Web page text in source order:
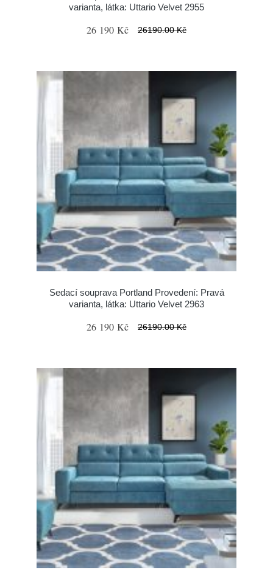
varianta, látka: Uttario Velvet 2955
26 190 Kč 26190.00 Kč
Sedací souprava Portland Provedení: Pravá
varianta, látka: Uttario Velvet 2963
26 190 Kč 26190.00 Kč